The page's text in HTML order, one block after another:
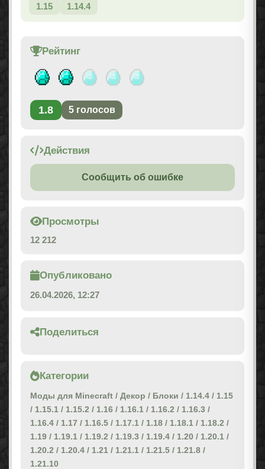
1.15
1.14.4
Рейтинг
1.8 5 голосов
Действия
Сообщить об ошибке
Просмотры
12 212
Опубликовано
26.04.2026, 12:27
Поделиться
Категории
Моды для Minecraft / Декор / Блоки / 1.14.4 / 1.15
/ 1.15.1 / 1.15.2 / 1.16 / 1.16.1 / 1.16.2 / 1.16.3 /
1.16.4 / 1.17 / 1.16.5 / 1.17.1 / 1.18 / 1.18.1 / 1.18.2 /
1.19 / 1.19.1 / 1.19.2 / 1.19.3 / 1.19.4 / 1.20 / 1.20.1 /
1.20.2 / 1.20.4 / 1.21 / 1.21.1 / 1.21.5 / 1.21.8 /
1.21.10